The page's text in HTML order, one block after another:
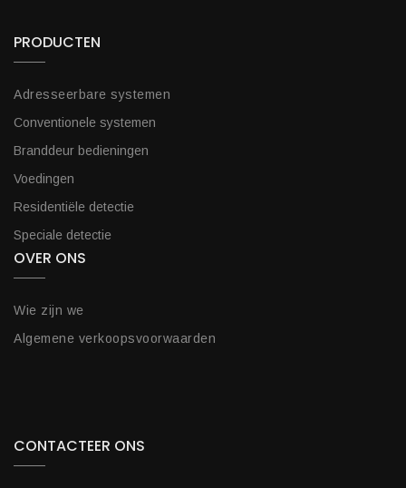
PRODUCTEN
Adresseerbare systemen
Conventionele systemen
Branddeur bedieningen
Voedingen
Residentiële detectie
Speciale detectie
OVER ONS
Wie zijn we
Algemene verkoopsvoorwaarden
CONTACTEER ONS